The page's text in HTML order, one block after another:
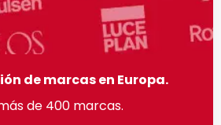
de marcas en Europa.
de 400 marcas.